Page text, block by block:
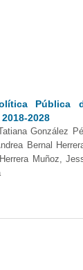
Pública
2028
González
Bernal
Muñoz,